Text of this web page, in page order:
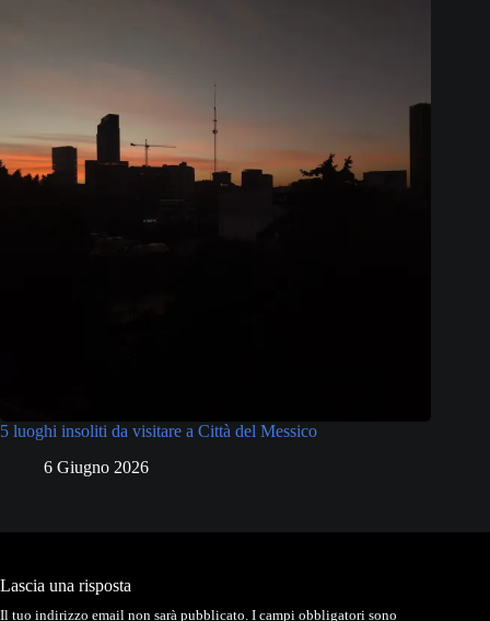
5 luoghi insoliti da visitare a Città del Messico
6 Giugno 2026
Lascia una risposta
Il tuo indirizzo email non sarà pubblicato. I campi obbligatori sono